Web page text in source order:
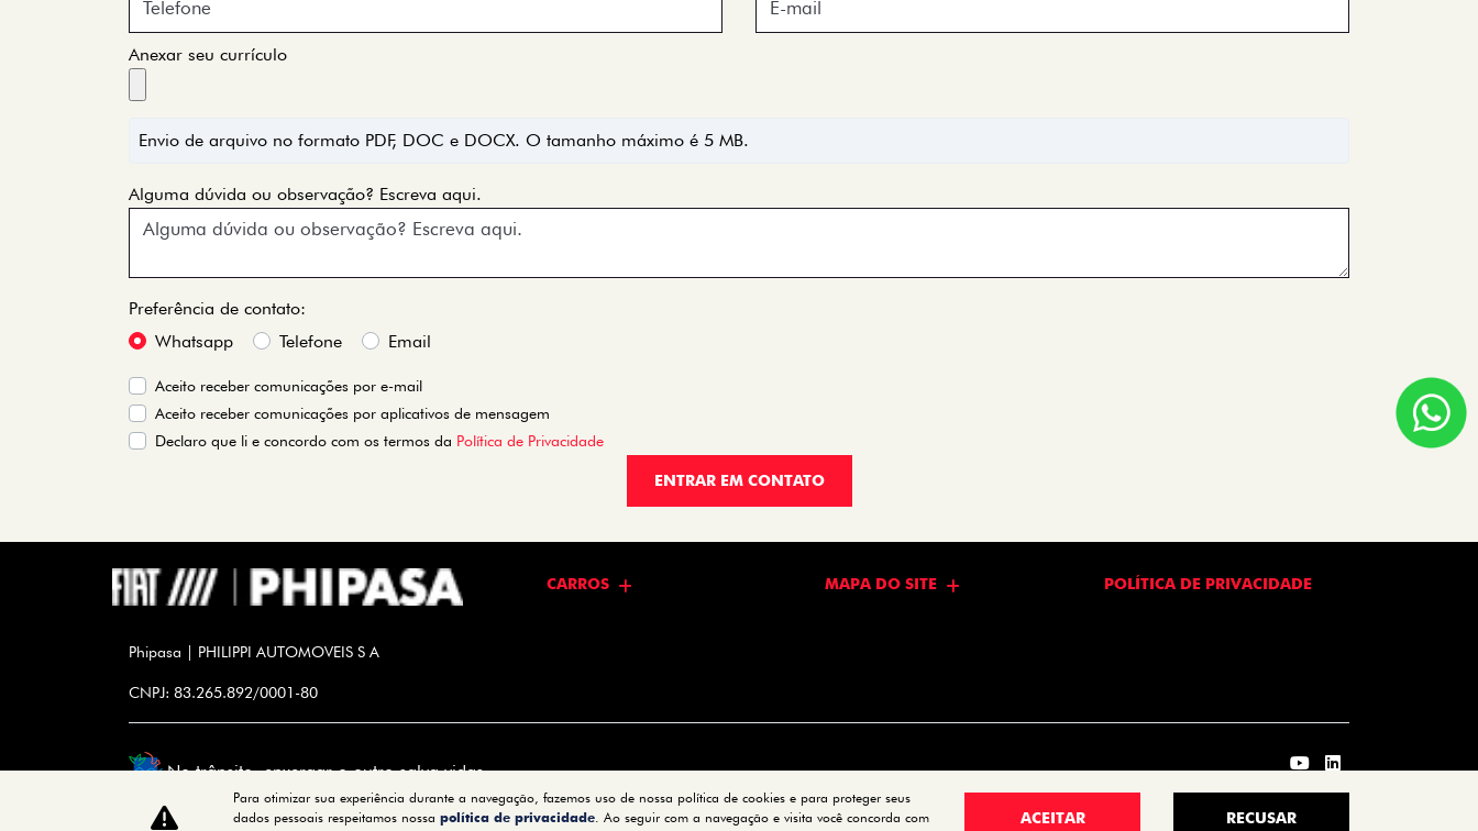
Anexar seu currículo
Envio de arquivo no formato PDF, DOC e DOCX. O tamanho máximo é 5 MB.
Alguma dúvida ou observação? Escreva aqui.
Preferência de contato:
Whatsapp
Telefone Email
Aceito receber comunicações por e-mail
Aceito receber comunicações por aplicativos de mensagem
Declaro que li e concordo com os termos da Política de Privacidade
ENTRAR EM CONTATO
CARROS MAPA DO SITE POLÍTICA DE PRIVACIDADE
Phipasa | PHILIPPI AUTOMOVEIS S A
CNPJ: 83.265.892/0001-80
No trânsito, enxergar o outro salva vidas.
Para otimizar sua experiência durante a navegação, fazemos uso de nossa política de cookies e para proteger seus
dados pessoais respeitamos nossa política de privacidade. Ao seguir com a navegação e visita você concorda com
ACEITAR RECUSAR